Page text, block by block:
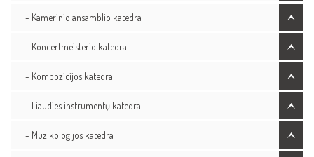
- Kamerinio ansamblio katedra
- Koncertmeisterio katedra
- Kompozicijos katedra
- Liaudies instrumentų katedra
- Muzikologijos katedra